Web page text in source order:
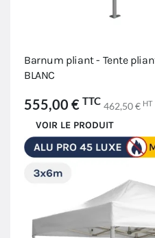
Barnum pliant - Tente
BLANC
555,00 € TTC 462,50 € HT
VOIR LE PRODUIT